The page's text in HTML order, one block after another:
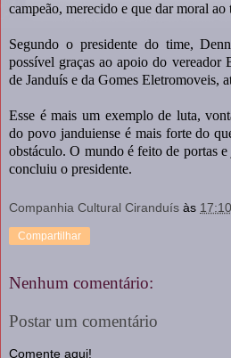
campeão, merecido e que dar moral ao
Segundo o presidente do time,
possível graças ao apoio do vereador
de Janduís e da Gomes Eletromoveis,
Esse é mais um exemplo de luta,
do povo janduiense é mais forte do
obstáculo. O mundo é feito de portas
concluiu o presidente.
Companhia Cultural Ciranduís às 17:10
Compartilhar
Nenhum comentário:
Postar um comentário
Comente aqui!